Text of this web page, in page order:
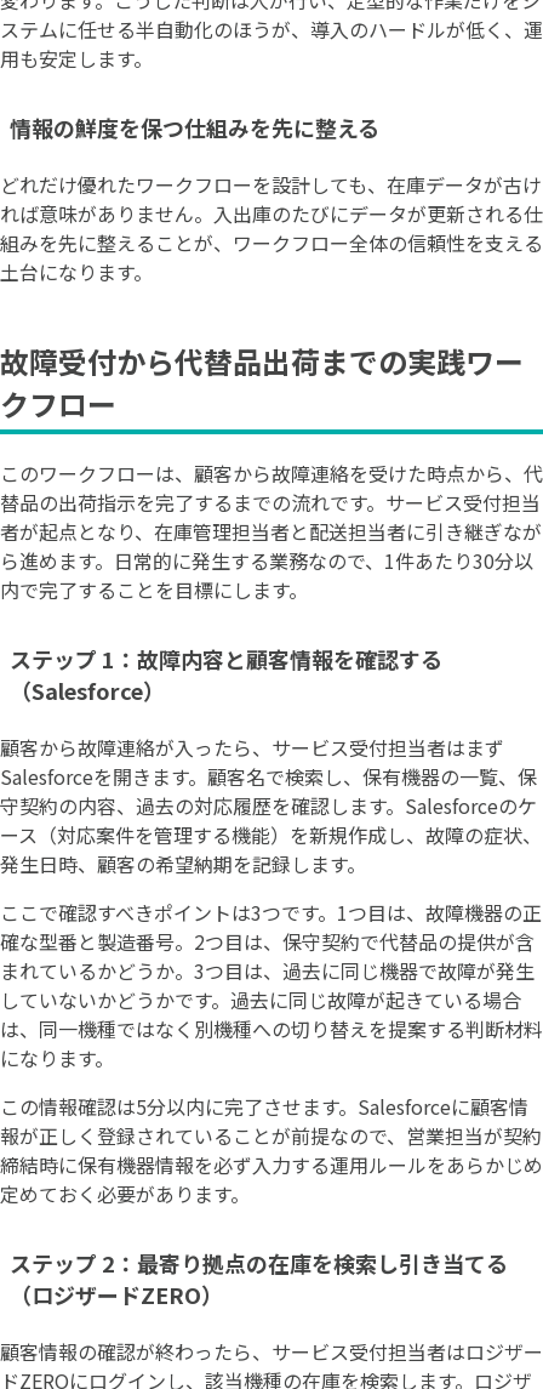
ステムに任せる半自動化のほうが、導入のハードルが低く、運
用も安定します。
情報の鮮度を保つ仕組みを先に整える
どれだけ優れたワークフローを設計しても、在庫データが古け
れば意味がありません。入出庫のたびにデータが更新される仕
組みを先に整えることが、ワークフロー全体の信頼性を支える
土台になります。
故障受付から代替品出荷までの実践ワー
クフロー
このワークフローは、顧客から故障連絡を受けた時点から、代
替品の出荷指示を完了するまでの流れです。サービス受付担当
者が起点となり、在庫管理担当者と配送担当者に引き継ぎなが
ら進めます。日常的に発生する業務なので、1件あたり30分以
内で完了することを目標にします。
ステップ 1：故障内容と顧客情報を確認する
（Salesforce）
顧客から故障連絡が入ったら、サービス受付担当者はまず
Salesforceを開きます。顧客名で検索し、保有機器の一覧、保
守契約の内容、過去の対応履歴を確認します。Salesforceのケ
ース（対応案件を管理する機能）を新規作成し、故障の症状、
発生日時、顧客の希望納期を記録します。
ここで確認すべきポイントは3つです。1つ目は、故障機器の正
確な型番と製造番号。2つ目は、保守契約で代替品の提供が含
まれているかどうか。3つ目は、過去に同じ機器で故障が発生
していないかどうかです。過去に同じ故障が起きている場合
は、同一機種ではなく別機種への切り替えを提案する判断材料
になります。
この情報確認は5分以内に完了させます。Salesforceに顧客情
報が正しく登録されていることが前提なので、営業担当が契約
締結時に保有機器情報を必ず入力する運用ルールをあらかじめ
定めておく必要があります。
ステップ 2：最寄り拠点の在庫を検索し引き当てる
（ロジザードZERO）
顧客情報の確認が終わったら、サービス受付担当者はロジザー
ドZEROにログインし、該当機種の在庫を検索します。ロジザ